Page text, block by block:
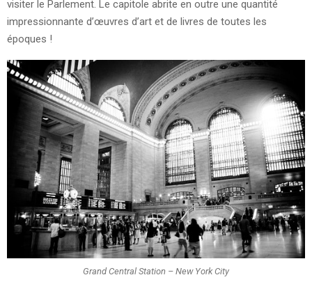
visiter le Parlement. Le capitole abrite en outre une quantité
impressionnante d’œuvres d’art et de livres de toutes les
époques !
Grand Central Station – New York City